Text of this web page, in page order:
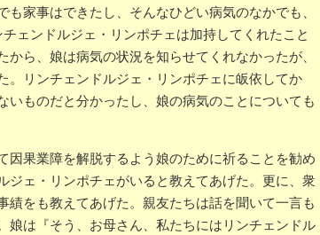
家事はできたし、そんなひどい病気のなかでも、
ェンドルジェ・リンポチェは加持してくれたこと
ら、娘は病気の状況を知らせてくれなかったが、
。リンチェンドルジェ・リンポチェに皈依してか
ものだと分かったし、娘の病気のことについても
果業障を解脱するよう娘のために祈ることを勧め
ェ・リンポチェがいると教えてあげた。更に、衆
をも教えてあげた。親友たちは話を聞いて一言も
は『そう、お母さん、私たちにはリンチェンドル